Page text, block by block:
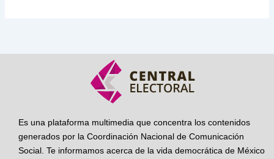
Es una plataforma multimedia que concentra los contenidos
generados por la Coordinación Nacional de Comunicación
Social. Te informamos acerca de la vida democrática de México